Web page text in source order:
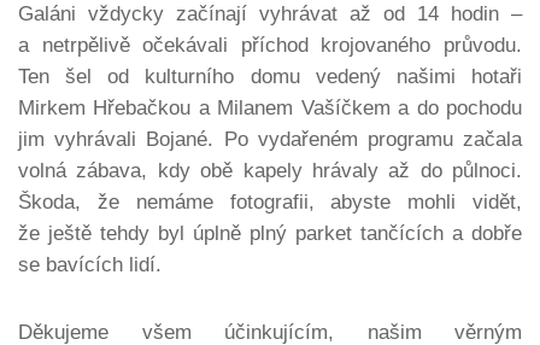
Galáni vždycky začínají vyhrávat až od 14 hodin –
a netrpělivě očekávali příchod krojovaného průvodu.
Ten šel od kulturního domu vedený našimi hotaři
Mirkem Hřebačkou a Milanem Vašíčkem a do pochodu
jim vyhrávali Bojané. Po vydařeném programu začala
volná zábava, kdy obě kapely hrávaly až do půlnoci.
Škoda, že nemáme fotografii, abyste mohli vidět,
že ještě tehdy byl úplně plný parket tančících a dobře
se bavících lidí.
Děkujeme všem účinkujícím, našim věrným